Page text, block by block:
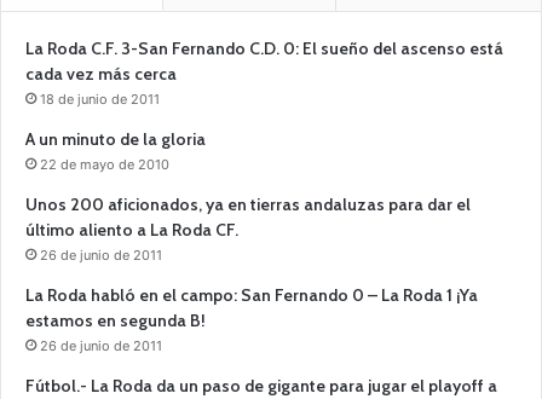
La Roda C.F. 3-San Fernando C.D. 0: El sueño del ascenso está
cada vez más cerca
18 de junio de 2011
A un minuto de la gloria
22 de mayo de 2010
Unos 200 aficionados, ya en tierras andaluzas para dar el
último aliento a La Roda CF.
26 de junio de 2011
La Roda habló en el campo: San Fernando 0 – La Roda 1 ¡Ya
estamos en segunda B!
26 de junio de 2011
Fútbol.- La Roda da un paso de gigante para jugar el playoff a